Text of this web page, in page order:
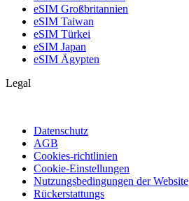
eSIM Großbritannien
eSIM Taiwan
eSIM Türkei
eSIM Japan
eSIM Ägypten
Legal
Datenschutz
AGB
Cookies-richtlinien
Cookie-Einstellungen
Nutzungsbedingungen der Website
Rückerstattungs